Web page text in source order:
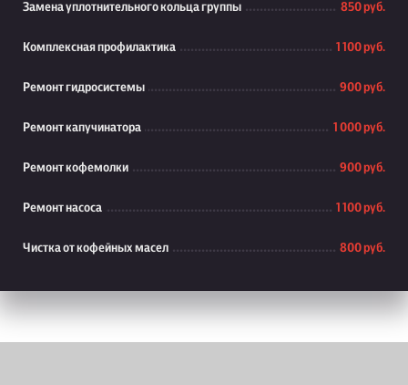
Замена уплотнительного кольца группы 850 руб.
Комплексная профилактика 1 100 руб.
Ремонт гидросистемы 900 руб.
Ремонт капучинатора 1 000 руб.
Ремонт кофемолки 900 руб.
Ремонт насоса 1 100 руб.
Чистка от кофейных масел 800 руб.